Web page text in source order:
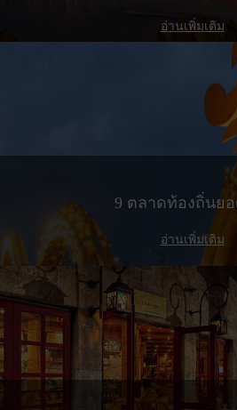
อ่านเพิ่มเติม
9 ตลาดท้องถิ่นย
อ่านเพิ่มเติม